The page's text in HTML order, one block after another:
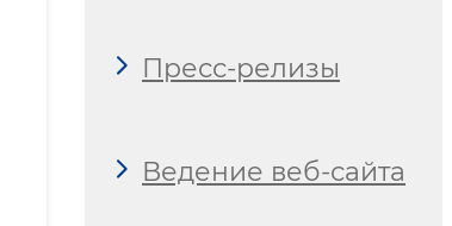
Пресс-релизы
Ведение веб-сайта